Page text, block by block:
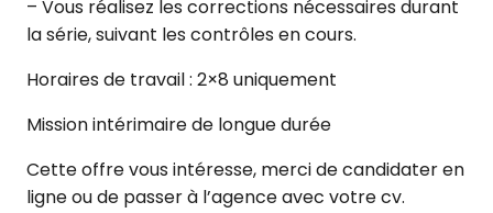
– Vous réalisez les corrections nécessaires durant
la série, suivant les contrôles en cours.
Horaires de travail : 2×8 uniquement
Mission intérimaire de longue durée
Cette offre vous intéresse, merci de candidater en
ligne ou de passer à l’agence avec votre cv.